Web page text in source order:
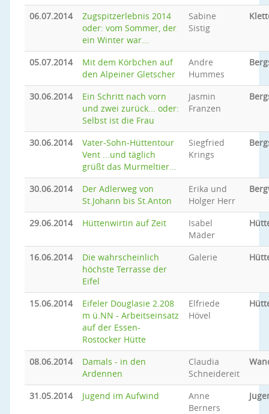
06.07.2014
Zugspitzerlebnis 2014
oder: vom Sommer, der
ein Winter war...
Sabine
Sistig
05.07.2014
Mit dem Körbchen auf
den Alpeiner Gletscher
Andre
Hummes
30.06.2014
Ein Schritt nach vorn
und zwei zurück... oder:
Selbst ist die Frau
Jasmin
Franzen
30.06.2014
Vater-Sohn-Hüttentour
Vent ...und täglich
grüßt das Murmeltier...
Siegfried
Krings
30.06.2014
Der Adlerweg von
St.Johann bis St.Anton
Erika und
Holger Herr
29.06.2014 Hüttenwirtin auf Zeit
Isabel
Mäder
16.06.2014
Die wahrscheinlich
höchste Terrasse der
Eifel
Galerie
15.06.2014
Eifeler Douglasie 2.208
m ü.NN - Arbeitseinsatz
auf der Essen-
Rostocker Hütte
Elfriede
Hövel
08.06.2014
Damals - in den
Ardennen
Claudia
Schneidereit
31.05.2014 Jugend im Aufwind
Anne
Berners